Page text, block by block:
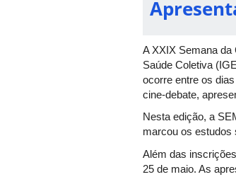
A XXIX Semana da
Saúde Coletiva
ocorre entre os
cine-debate,
Nesta edição, a
marcou os estudos
Além das
25 de maio. As